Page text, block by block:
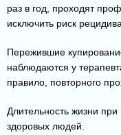
раз в год, проходят
исключить риск рецидива.
Пережившие
наблюдаются у
правило, повторного
Длительность жизни
здоровых людей.